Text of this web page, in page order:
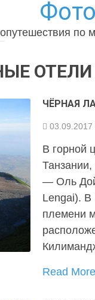
по
ЧЁРНАЯ
03.09.2017
В горной
— Оль
Lengai). В
племени
Read